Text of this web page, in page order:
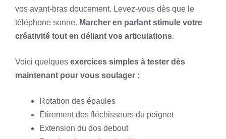
vos avant-bras doucement. Levez-vous dès que le
téléphone sonne. Marcher en parlant stimule votre
créativité tout en déliant vos articulations.
Voici quelques exercices simples à tester dès
maintenant pour vous soulager :
Rotation des épaules
Étirement des fléchisseurs du poignet
Extension du dos debout